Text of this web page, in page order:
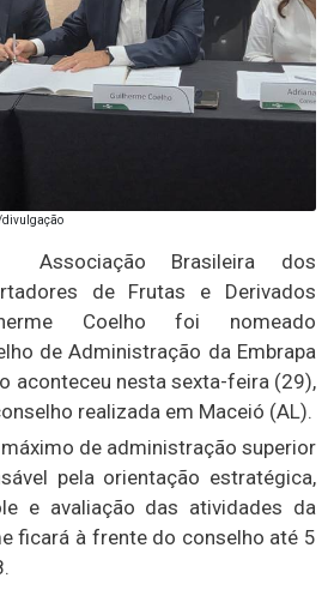
divulgação
Associação Brasileira dos
de Frutas e Derivados
Coelho foi nomeado
de Administração da Embrapa
aconteceu nesta sexta-feira (29),
realizada em Maceió (AL).
de administração superior
pela orientação estratégica,
e avaliação das atividades da
ficará à frente do conselho até 5